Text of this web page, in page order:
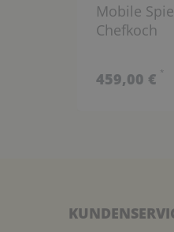
Mobile
Chefkoch
459,00 € *